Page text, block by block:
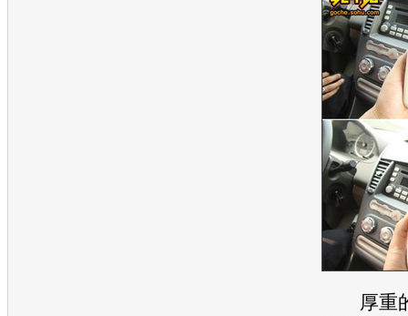
厚重的